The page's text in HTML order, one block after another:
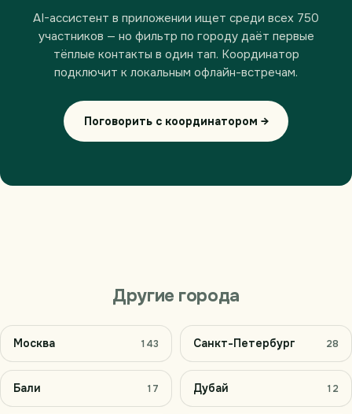
AI-ассистент в приложении ищет среди всех 750
участников — но фильтр по городу даёт первые
тёплые контакты в один тап. Координатор
подключит к локальным офлайн-встречам.
Поговорить с координатором →
Другие города
Москва 143 Санкт-Петербург 28
Бали 17 Дубай 12